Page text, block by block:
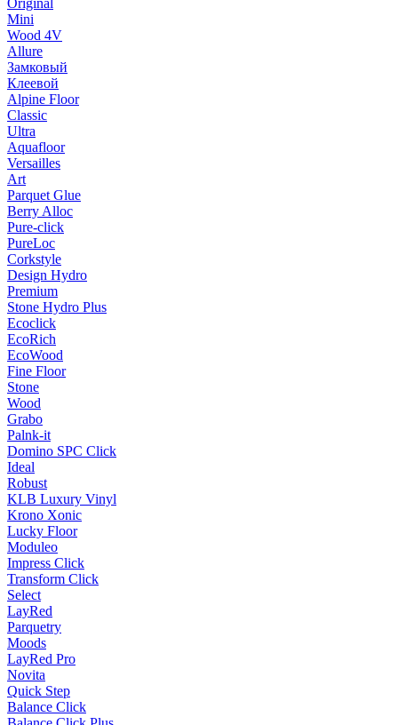
Original
Mini
Wood 4V
Allure
Замковый
Клеевой
Alpine Floor
Classic
Ultra
Aquafloor
Versailles
Art
Parquet Glue
Berry Alloc
Pure-click
PureLoc
Corkstyle
Design Hydro
Premium
Stone Hydro Plus
Ecoclick
EcoRich
EcoWood
Fine Floor
Stone
Wood
Grabo
Palnk-it
Domino SPC Click
Ideal
Robust
KLB Luxury Vinyl
Krono Xonic
Lucky Floor
Moduleo
Impress Click
Transform Click
Select
LayRed
Parquetry
Moods
LayRed Pro
Novita
Quick Step
Balance Click